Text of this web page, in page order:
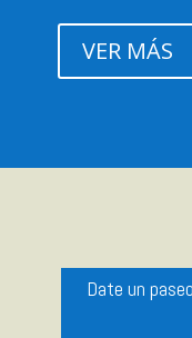
VER MÁS
Date un